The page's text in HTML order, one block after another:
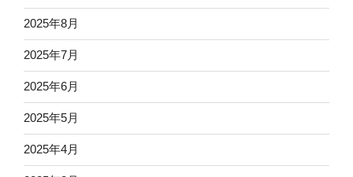
2025年8月
2025年7月
2025年6月
2025年5月
2025年4月